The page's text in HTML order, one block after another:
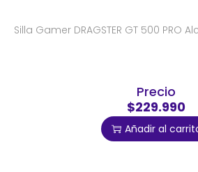
Silla Gamer DRAGSTER GT 500 PRO
Precio
$229.990
Añadir al